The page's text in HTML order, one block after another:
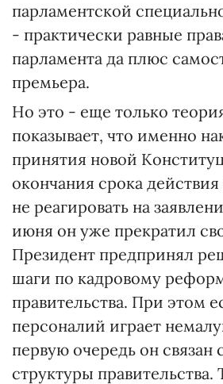
парламентской
- практически равные
парламента да плюс
премьера.
Но это - еще только
показывает, что именно
принятия новой
окончания срока
не реагировать на
июня он уже прекратил
Президент предпринял
шаги по кадровому
правительства. При этом
персоналий играет
первую очередь он связан
структуры правительства.